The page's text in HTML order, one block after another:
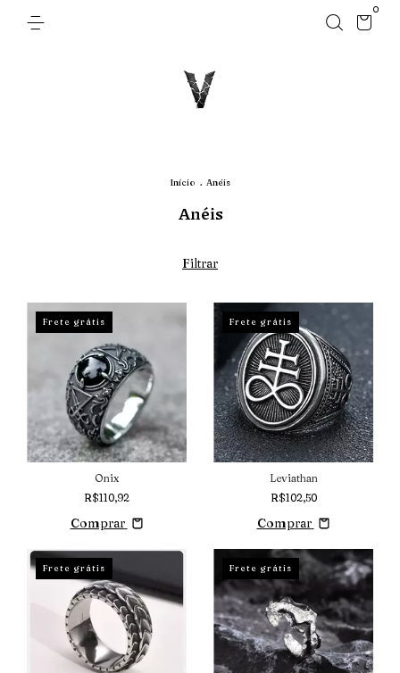
0
Início . Anéis
Anéis
Filtrar
Frete grátis
Onix
R$110,92
Comprar
Frete grátis
Leviathan
R$102,50
Comprar
Frete grátis Frete grátis